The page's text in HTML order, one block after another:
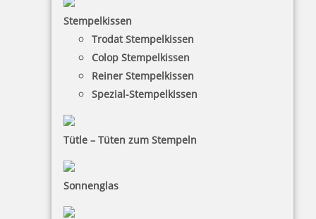
Stempelkissen
Trodat Stempelkissen
Colop Stempelkissen
Reiner Stempelkissen
Spezial-Stempelkissen
Tütle – Tüten zum Stempeln
Sonnenglas
HINWEISE
Versandinformationen
Zahlungsbedingungen
Bestellhinweise
INFORMATIONEN